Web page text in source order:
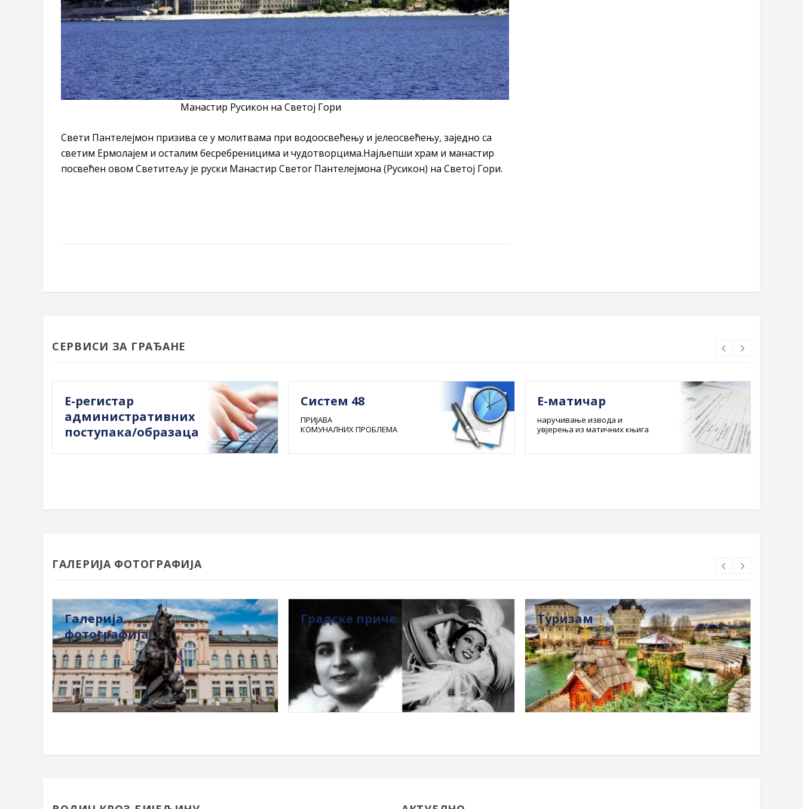
Манастир Русикон на Светој Гори
Свети Пантелејмон призива се у молитвама при водоосвећењу и јелеосвећењу, заједно са
светим Ермолајем и осталим бесребреницима и чудотворцима.Најљепши храм и манастир
посвећен овом Светитељу је руски Манастир Светог Пантелејмона (Русикон) на Светој Гори.
СЕРВИСИ ЗА ГРАЂАНЕ
Е-регистар
административних
поступака/образаца
Систем 48
ПРИЈАВА
КОМУНАЛНИХ ПРОБЛЕМА
Е-матичар
наручивање извода и
увјерења из матичних књига
ГАЛЕРИЈА ФОТОГРАФИЈА
Галерија
фотографија
Градске приче Туризам